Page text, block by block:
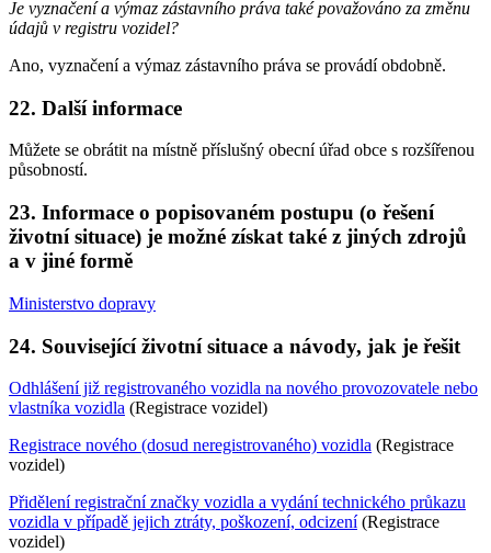
Je vyznačení a výmaz zástavního práva také považováno za změnu
údajů v registru vozidel?
Ano, vyznačení a výmaz zástavního práva se provádí obdobně.
22. Další informace
Můžete se obrátit na místně příslušný obecní úřad obce s rozšířenou
působností.
23. Informace o popisovaném postupu (o řešení
životní situace) je možné získat také z jiných zdrojů
a v jiné formě
Ministerstvo dopravy
24. Související životní situace a návody, jak je řešit
Odhlášení již registrovaného vozidla na nového provozovatele nebo
vlastníka vozidla (Registrace vozidel)
Registrace nového (dosud neregistrovaného) vozidla (Registrace
vozidel)
Přidělení registrační značky vozidla a vydání technického průkazu
vozidla v případě jejich ztráty, poškození, odcizení(Registrace
vozidel)